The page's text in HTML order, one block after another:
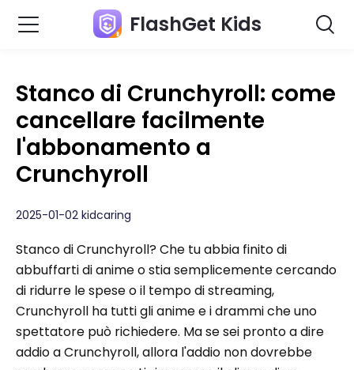
FlashGet Kids
Stanco di Crunchyroll: come
cancellare facilmente
l'abbonamento a
Crunchyroll
2025-01-02 kidcaring
Stanco di Crunchyroll? Che tu abbia finito di
abbuffarti di anime o stia semplicemente cercando
di ridurre le spese o il tempo di streaming,
Crunchyroll ha tutti gli anime e i drammi che uno
spettatore può richiedere. Ma se sei pronto a dire
addio a Crunchyroll, allora l'addio non dovrebbe